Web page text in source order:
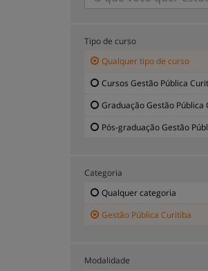
Tipo de curso
Qualquer tipo de curso
Cursos Gestão Pública
Graduação Gestão Pública
Pós-graduação Gestão
Categoria
Qualquer categoria
Gestão Pública Curitiba
Modalidade